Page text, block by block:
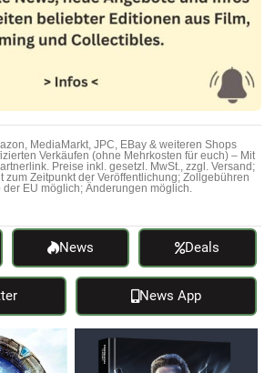
MediaMarkt, JPC, EBay & weiteren Shops
Verkäufen (ohne Mehrkosten für euch) – Mit
Preise inkl. gesetzl. MwSt., zzgl. Versand;
zum Zeitpunkt der Veröffentlichung; Zollgebühren
der EU möglich; Änderungen möglich.
News Deals
News App